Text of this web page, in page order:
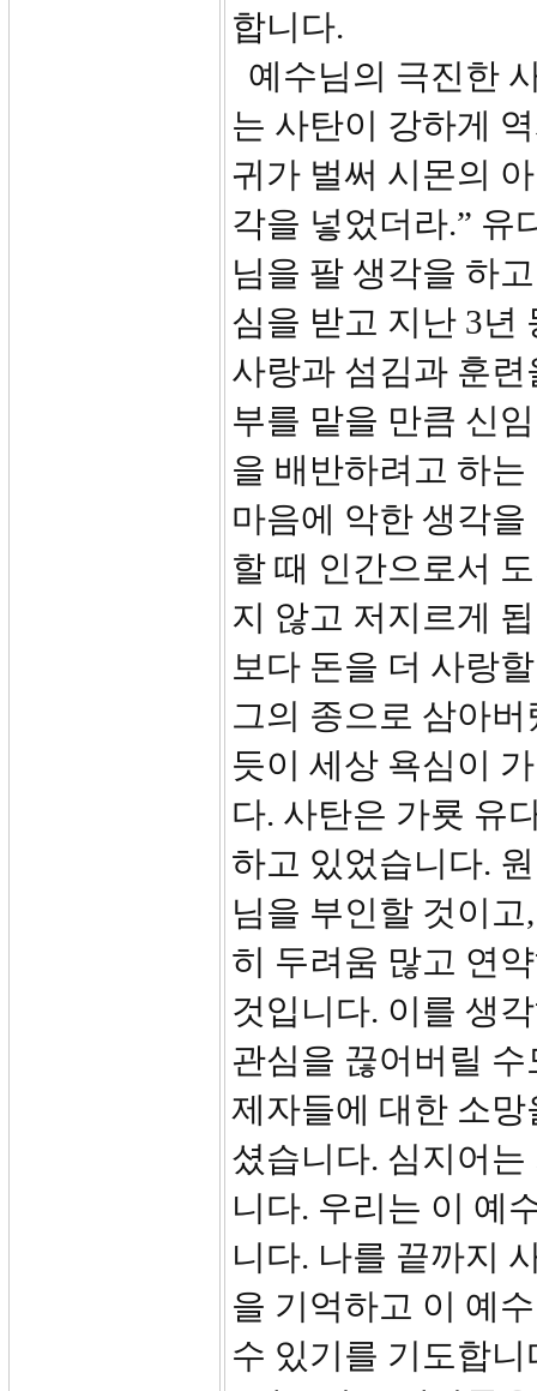
합니다.
예수님의 극진한
는 사탄이 강하게
귀가 벌써 시몬의
각을 넣었더라.” 유
님을 팔 생각을 하
심을 받고 지난 3년
사랑과 섬김과 훈
부를 맡을 만큼 신
을 배반하려고 하
마음에 악한 생각
할 때 인간으로서
지 않고 저지르게
보다 돈을 더 사랑
그의 종으로 삼아
듯이 세상 욕심이
다. 사탄은 가룟 유
하고 있었습니다.
님을 부인할 것이
히 두려움 많고 연
것입니다. 이를 생
관심을 끊어버릴
제자들에 대한 소
셨습니다. 심지어
니다. 우리는 이 예
니다. 나를 끝까지
을 기억하고 이 예
수 있기를 기도합니